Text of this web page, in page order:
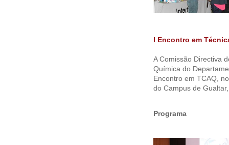
I Encontro em
A Comissão Directiva
Química do
Encontro em TCAQ,
do Campus de
Programa